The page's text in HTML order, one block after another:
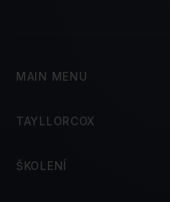
MAIN MENU
TAYLLORCOX
ŠKOLENÍ